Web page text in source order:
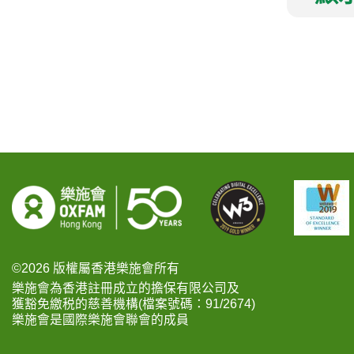
©2026 版權屬香港樂施會所有
樂施會為香港註冊成立的擔保有限公司及
獲豁免繳税的慈善機構(檔案號碼：91/2674)
樂施會是國際樂施會聯會的成員